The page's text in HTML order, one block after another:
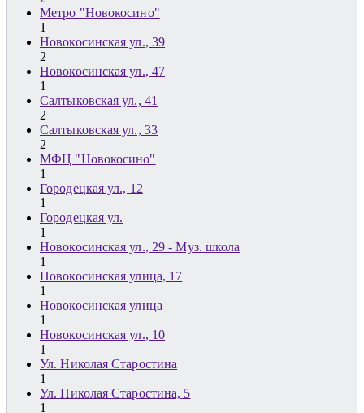
Метро "Новокосино"
1
Новокосинская ул., 39
2
Новокосинская ул., 47
1
Салтыковская ул., 41
2
Салтыковская ул., 33
2
МФЦ "Новокосино"
1
Городецкая ул., 12
1
Городецкая ул.
1
Новокосинская ул., 29 - Муз. школа
1
Новокосинская улица, 17
1
Новокосинская улица
1
Новокосинская ул., 10
1
Ул. Николая Старостина
1
Ул. Николая Старостина, 5
1